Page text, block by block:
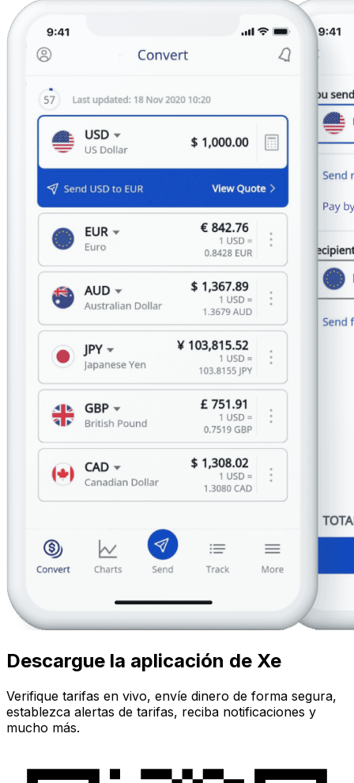
Descargue la aplicación de Xe
Verifique tarifas en vivo, envíe dinero de forma segura,
establezca alertas de tarifas, reciba notificaciones y
mucho más.